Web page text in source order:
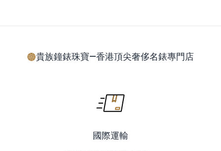
貴族鐘錶珠寶—香港頂尖奢侈名錶專門店
國際運輸